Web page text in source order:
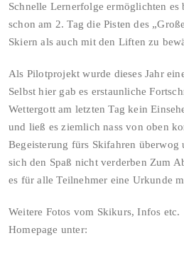
Schnelle Lernerfolge ermöglichten es
schon am 2. Tag die Pisten des
Skiern als auch mit den Liften zu
Als Pilotprojekt wurde dieses Jahr
Selbst hier gab es erstaunliche
Wettergott am letzten Tag kein
und ließ es ziemlich nass von oben
Begeisterung fürs Skifahren überwog
sich den Spaß nicht verderben Zum
es für alle Teilnehmer eine Urkunde
Weitere Fotos vom Skikurs, Infos
Homepage unter: